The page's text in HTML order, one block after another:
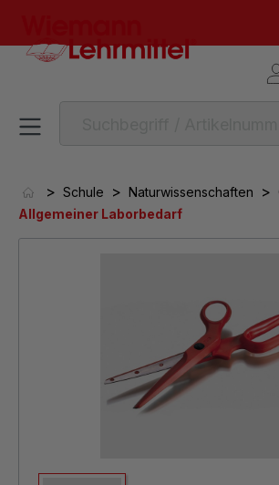
> Schule > Naturwissenschaften >
Allgemeiner Laborbedarf